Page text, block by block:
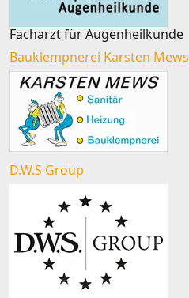
Facharzt für Augenheilkunde
Bauklempnerei Karsten Mews
D.W.S Group